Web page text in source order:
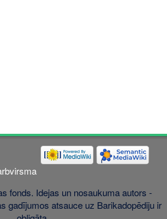
fonds. Idejas un nosaukuma autors -
gadījumos atsauce uz Barikadopēdiju ir